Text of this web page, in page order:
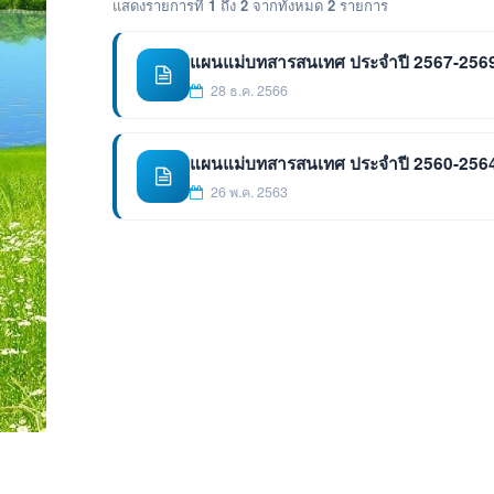
แสดงรายการที่ 1 ถึง 2 จากทั้งหมด 2 รายการ
แผนแม่บทสารสนเทศ ประจำปี 2567-
28 ธ.ค. 2566
แผนแม่บทสารสนเทศ ประจำปี 2560-
26 พ.ค. 2563